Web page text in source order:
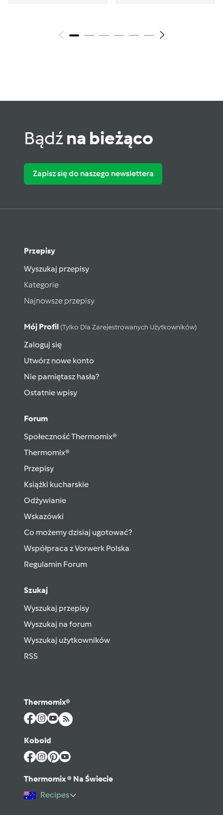
Bądźna bieżąco
Zapisz się do naszego newslettera
Przepisy
Wyszukaj przepisy
Kategorie
Najnowsze przepisy
Mój Profil (tylko Dla Zarejestrowanych Użytkowników)
Zaloguj się
Utwórz nowe konto
Nie pamiętasz hasła?
Ostatnie wpisy
Forum
Społeczność Thermomix®
Thermomix®
Przepisy
Książki kucharskie
Odżywianie
Wskazówki
Co możemy dzisiaj ugotować?
Współpraca z Vorwerk Polska
Regulamin Forum
Szukaj
Wyszukaj przepisy
Wyszukaj na forum
Wyszukaj użytkowników
RSS
Thermomix®
Kobold
Thermomix ® Na Świecie
Recipes